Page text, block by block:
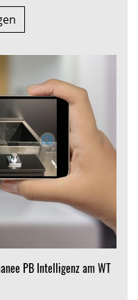
PB Intelligenz am WT